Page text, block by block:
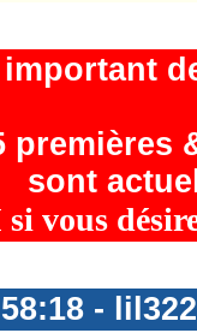
premières
sont
vous
- lil322